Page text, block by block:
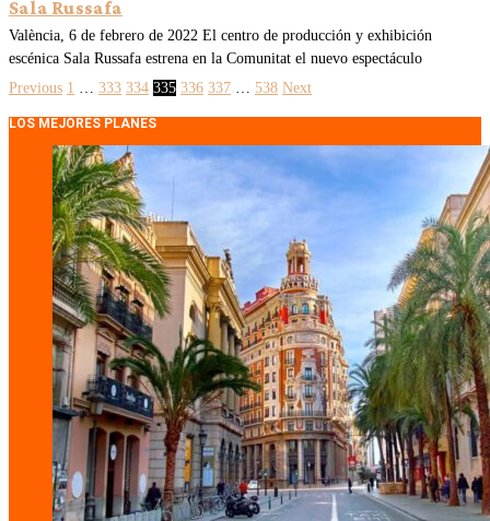
Sala Russafa
València, 6 de febrero de 2022 El centro de producción y exhibición
escénica Sala Russafa estrena en la Comunitat el nuevo espectáculo
Previous 1 … 333 334 335 336 337 … 538 Next
LOS MEJORES PLANES